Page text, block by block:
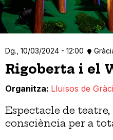
Dg., 10/03/2024 - 12:00
Rigoberta i el
Organitza Lluïsos de
Espectacle de
consciència per a